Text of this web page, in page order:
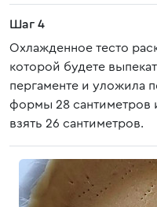
Шаг 4
Охлажденное тесто
которой будете
пергаменте и уложила
формы 28
взять 26 сантиметров.